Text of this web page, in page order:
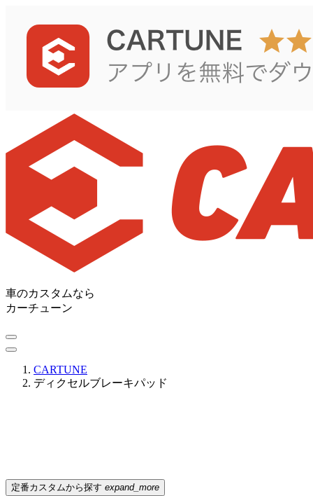
車のカスタムなら
カーチューン
CARTUNE
ディクセルブレーキパッド
定番カスタムから探す expand_more